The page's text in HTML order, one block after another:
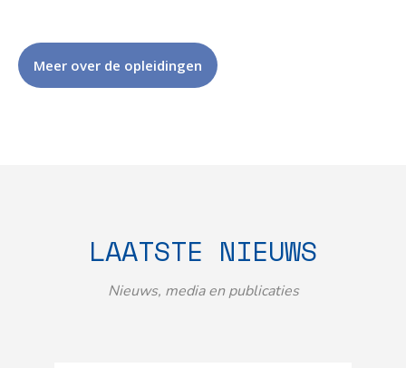
Meer over de opleidingen
LAATSTE NIEUWS
Nieuws, media en publicaties